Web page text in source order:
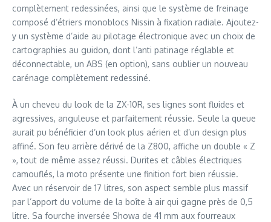
complètement redessinées, ainsi que le système de freinage
composé d’étriers monoblocs Nissin à fixation radiale. Ajoutez-
y un système d’aide au pilotage électronique avec un choix de
cartographies au guidon, dont l’anti patinage réglable et
déconnectable, un ABS (en option), sans oublier un nouveau
carénage complètement redessiné.
À un cheveu du look de la ZX-10R, ses lignes sont fluides et
agressives, anguleuse et parfaitement réussie. Seule la queue
aurait pu bénéficier d’un look plus aérien et d’un design plus
affiné. Son feu arrière dérivé de la Z800, affiche un double « Z
», tout de même assez réussi. Durites et câbles électriques
camouflés, la moto présente une finition fort bien réussie.
Avec un réservoir de 17 litres, son aspect semble plus massif
par l’apport du volume de la boîte à air qui gagne près de 0,5
litre. Sa fourche inversée Showa de 41 mm aux fourreaux